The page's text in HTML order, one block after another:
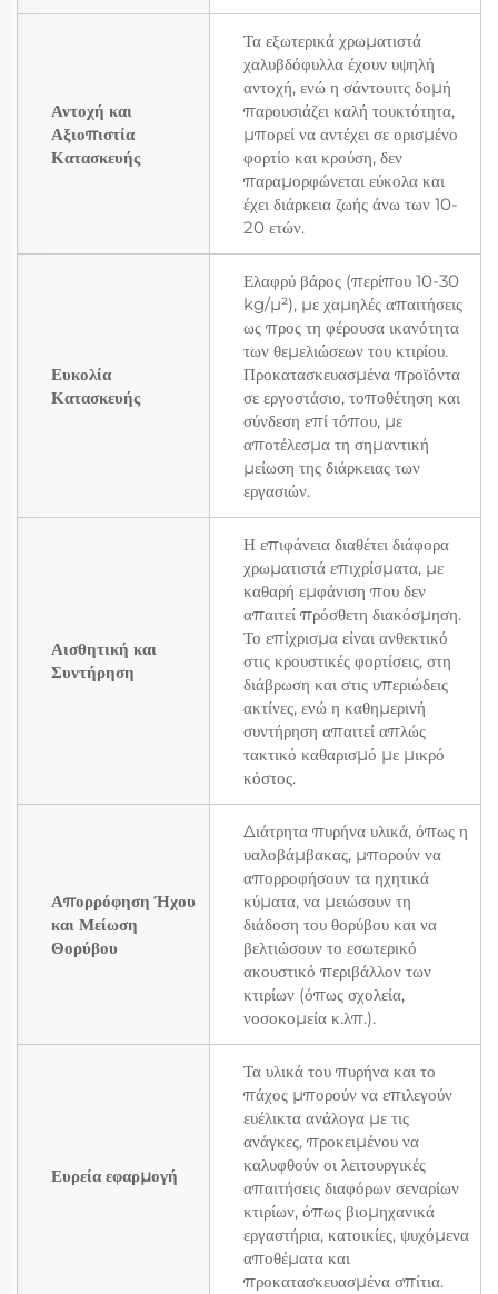
Αντοχή και
Αξιοπιστία
Κατασκευής
Τα εξωτερικά χρωματιστά
χαλυβδόφυλλα έχουν υψηλή
αντοχή, ενώ η σάντουιτς δομή
παρουσιάζει καλή τουκτότητα,
μπορεί να αντέχει σε ορισμένο
φορτίο και κρούση, δεν
παραμορφώνεται εύκολα και
έχει διάρκεια ζωής άνω των 10-
20 ετών.
Ευκολία
Κατασκευής
Ελαφρύ βάρος (περίπου 10-30
kg/μ²), με χαμηλές απαιτήσεις
ως προς τη φέρουσα ικανότητα
των θεμελιώσεων του κτιρίου.
Προκατασκευασμένα προϊόντα
σε εργοστάσιο, τοποθέτηση και
σύνδεση επί τόπου, με
αποτέλεσμα τη σημαντική
μείωση της διάρκειας των
εργασιών.
Αισθητική και
Συντήρηση
Η επιφάνεια διαθέτει διάφορα
χρωματιστά επιχρίσματα, με
καθαρή εμφάνιση που δεν
απαιτεί πρόσθετη διακόσμηση.
Το επίχρισμα είναι ανθεκτικό
στις κρουστικές φορτίσεις, στη
διάβρωση και στις υπεριώδεις
ακτίνες, ενώ η καθημερινή
συντήρηση απαιτεί απλώς
τακτικό καθαρισμό με μικρό
κόστος.
Απορρόφηση Ήχου
και Μείωση
Θορύβου
Διάτρητα πυρήνα υλικά, όπως η
υαλοβάμβακας, μπορούν να
απορροφήσουν τα ηχητικά
κύματα, να μειώσουν τη
διάδοση του θορύβου και να
βελτιώσουν το εσωτερικό
ακουστικό περιβάλλον των
κτιρίων (όπως σχολεία,
νοσοκομεία κ.λπ.).
Ευρεία εφαρμογή
Τα υλικά του πυρήνα και το
πάχος μπορούν να επιλεγούν
ευέλικτα ανάλογα με τις
ανάγκες, προκειμένου να
καλυφθούν οι λειτουργικές
απαιτήσεις διαφόρων σεναρίων
κτιρίων, όπως βιομηχανικά
εργαστήρια, κατοικίες, ψυχόμενα
αποθέματα και
προκατασκευασμένα σπίτια.